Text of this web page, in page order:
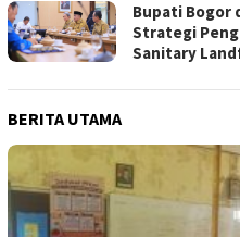
Bupati Bogor
Strategi
Sanitary
BERITA UTAMA